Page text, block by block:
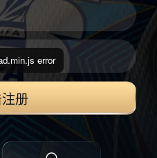
册
error